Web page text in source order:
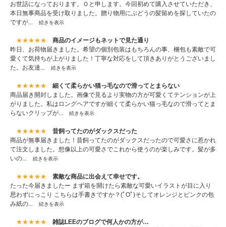
お世話になっております。Ｏと申します。今回初めて購入させていただき、
本日無事商品を受け取りました。贈り物用にぶどうの髪留めを探していたの
ですが...
続きを表示
★★★★★
商品のイメージもネットで見た通り
昨日、お荷物届きました。希望の個別包装はもちろんの事、梱包も素敵で可
愛くて気持ちが上がりました！丁寧な対応をして頂きありがとうございまし
た。お友達...
続きを表示
★★★★★
細くて柔らかい猫っ毛なので滑ってとまらない
商品届き開封しました。画像で見るより実物の方が可愛くてテンションが上
がりました。私はロングヘアですが細くて柔らかい猫っ毛なので滑ってとま
らないクリップが...
続きを表示
★★★★★
昔飼ってたのがダックスだった
商品が無事届きました！昔飼ってたのがダックスだったので可愛さに惹かれ
て注文しました。想像以上の可愛さでこれから使うのが楽しみです。髪が多
いの...
続きを表示
★★★★★
素敵な商品に出会えて幸せです。
たった今届きましたー まず箱を開けたら素敵な可愛いイラストが目に入り
思わずにっこり こちらは手書きですか？(ﾟOﾟ)そしてオレンジとピンクの包
み紙の...
続きを表示
★★★★★
雑誌LEEのブログで何人かの方が…